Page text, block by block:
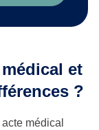
et
?
médical